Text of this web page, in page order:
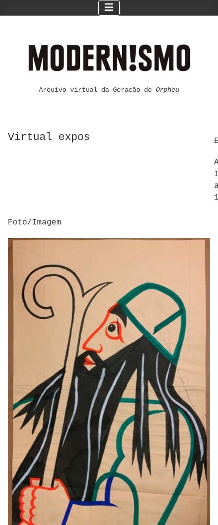
Arquivo virtual da Geração de Orpheu
Virtual expos
Foto/Imagem